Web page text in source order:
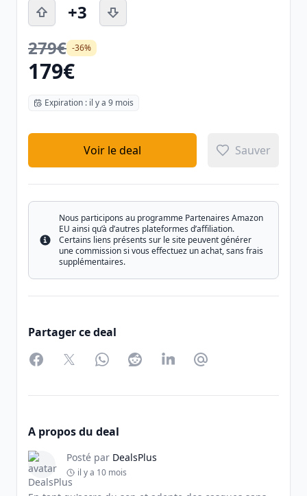
+3
279€ -36%
179€
Expiration : il y a 9 mois
Voir le deal Sauver
Info
Nous participons au programme Partenaires Amazon
EU ainsi qu’à d’autres plateformes d’affiliation.
Certains liens présents sur le site peuvent générer
une commission si vous effectuez un achat, sans frais
supplémentaires.
Partager ce deal
FacebookTwitterWhatsAppRedditLinkedInPartager par Email
A propos du deal
Posté par DealsPlus
il y a 10 mois